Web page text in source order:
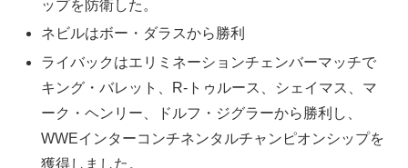
ップを防衛した。
ネビルはボー・ダラスから勝利
ライバックはエリミネーションチェンバーマッチで
キング・バレット、R-トゥルース、シェイマス、マ
ーク・ヘンリー、ドルフ・ジグラーから勝利し、
WWEインターコンチネンタルチャンピオンシップを
獲得しました。